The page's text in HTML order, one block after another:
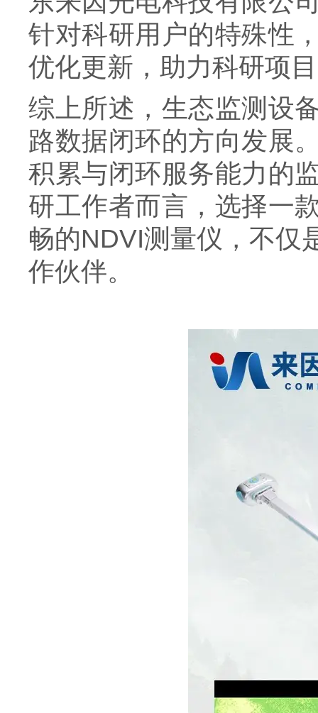
针对科研用户的特殊性
优化更新，助力科研项
综上所述，生态监测设
路数据闭环的方向发展
积累与闭环服务能力的
研工作者而言，选择一
畅的NDVI测量仪，不仅
作伙伴。